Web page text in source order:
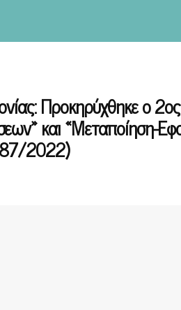
Προκηρύχθηκε ο
και «Μεταποίηση-
2022)